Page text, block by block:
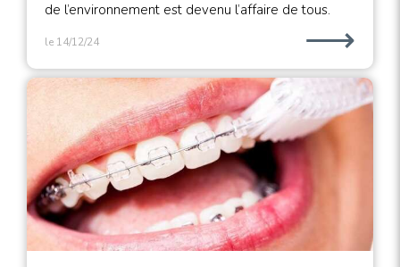
de l’environnement est devenu l’affaire de tous.
le 14/12/24 ⟶